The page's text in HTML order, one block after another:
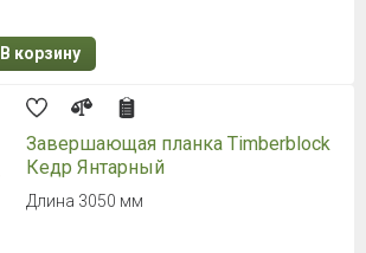
В корзину
Завершающая планка Timberblock
Кедр Янтарный
Длина 3050 мм